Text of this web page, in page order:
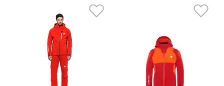
від дешевих до дорогих
від дорогих до дешевих
по наявності
по акціям